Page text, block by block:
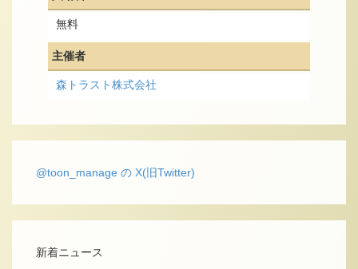
無料
主催者
森トラスト株式会社
@toon_manage の X(旧Twitter)
新着ニュース